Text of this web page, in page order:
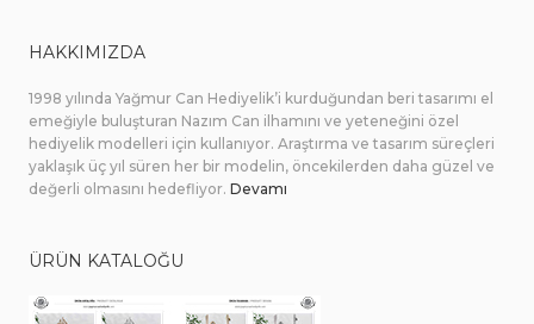
HAKKIMIZDA
1998 yılında Yağmur Can Hediyelik’i kurduğundan beri tasarımı el
emeğiyle buluşturan Nazım Can ilhamını ve yeteneğini özel
hediyelik modelleri için kullanıyor. Araştırma ve tasarım süreçleri
yaklaşık üç yıl süren her bir modelin, öncekilerden daha güzel ve
değerli olmasını hedefliyor.Devamı
ÜRÜN KATALOĞU